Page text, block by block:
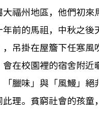
大福州地區，他們初
前的馬祖，中秋之
，吊掛在屋簷下任寒
在校園裡的宿舍附近
臘味」與「風鰻」絕
理。貧窮社會的孩童